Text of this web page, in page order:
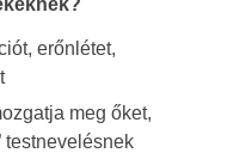
erőnlétet,
meg őket,
testnevelésnek